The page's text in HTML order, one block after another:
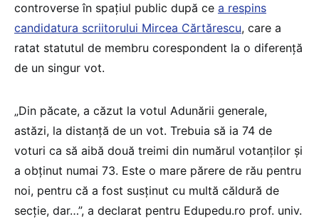
controverse în spațiul public după ce a respins
candidatura scriitorului Mircea Cărtărescu, care a
ratat statutul de membru corespondent la o diferență
de un singur vot.
„Din păcate, a căzut la votul Adunării generale,
astăzi, la distanță de un vot. Trebuia să ia 74 de
voturi ca să aibă două treimi din numărul votanților și
a obținut numai 73. Este o mare părere de rău pentru
noi, pentru că a fost susținut cu multă căldură de
secție, dar…”, a declarat pentru Edupedu.ro prof. univ.